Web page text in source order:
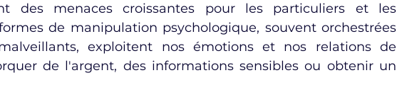
des menaces croissantes pour les particuliers et les
de manipulation psychologique, souvent orchestrées
exploitent nos émotions et nos relations de
de l'argent, des informations sensibles ou obtenir un